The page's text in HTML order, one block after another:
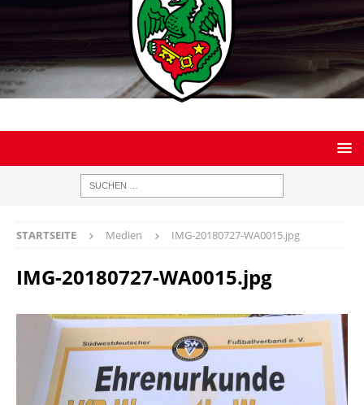
STARTSEITE Medien IMG-20180727-WA0015.jpg
IMG-20180727-WA0015.jpg